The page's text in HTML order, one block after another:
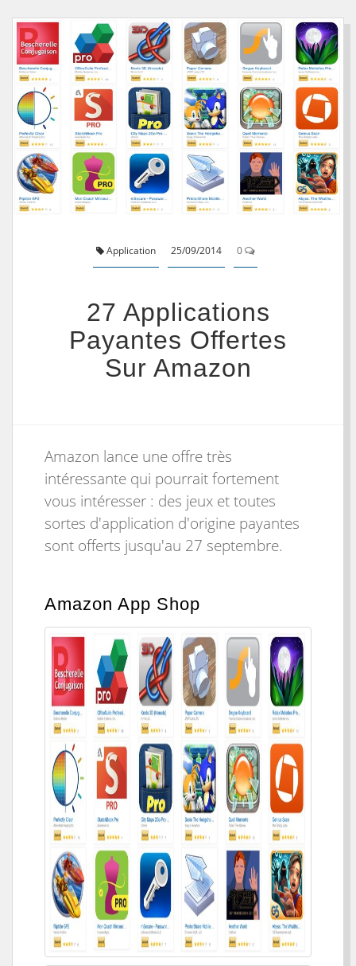
Application 25/09/2014 0
27 Applications
Payantes Offertes
Sur Amazon
Amazon lance une offre très
intéressante qui pourrait fortement
vous intéresser : des jeux et toutes
sortes d'application d'origine payantes
sont offerts jusqu'au 27 septembre.
Amazon App Shop